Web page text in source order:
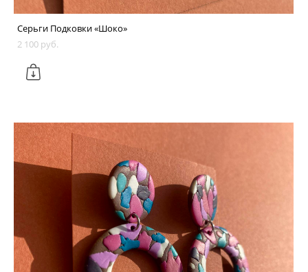
Серьги Подковки «Шоко»
2 100 pуб.